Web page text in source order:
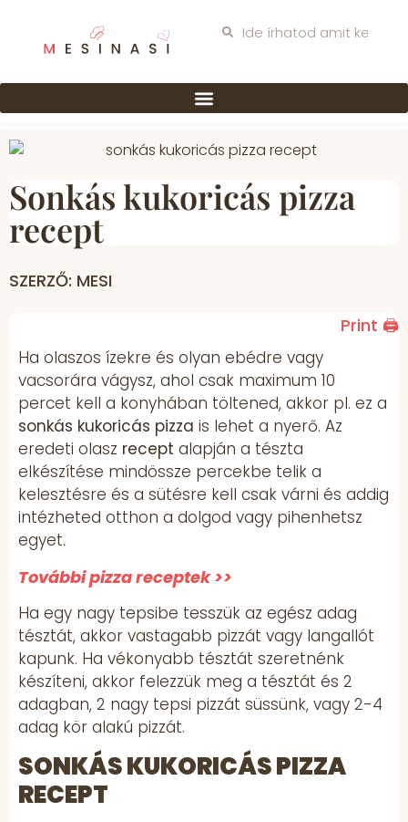
Sonkás kukoricás pizza
recept
SZERZŐ: MESI
Print 🖨
Ha olaszos ízekre és olyan ebédre vagy
vacsorára vágysz, ahol csak maximum 10
percet kell a konyhában töltened, akkor pl. ez a
sonkás kukoricás pizza is lehet a nyerő. Az
eredeti olasz recept alapján a tészta
elkészítése mindössze percekbe telik a
kelesztésre és a sütésre kell csak várni és addig
intézheted otthon a dolgod vagy pihenhetsz
egyet.
További pizza receptek >>
Ha egy nagy tepsibe tesszük az egész adag
tésztát, akkor vastagabb pizzát vagy langallót
kapunk. Ha vékonyabb tésztát szeretnénk
készíteni, akkor felezzük meg a tésztát és 2
adagban, 2 nagy tepsi pizzát süssünk, vagy 2-4
adag kör alakú pizzát.
SONKÁS KUKORICÁS PIZZA
RECEPT